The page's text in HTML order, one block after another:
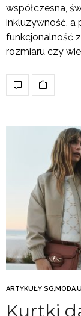
współczesna,
inkluzywność, a
funkcjonalność
rozmiaru czy
ARTYKUŁY SG,MODA,
Kurtki